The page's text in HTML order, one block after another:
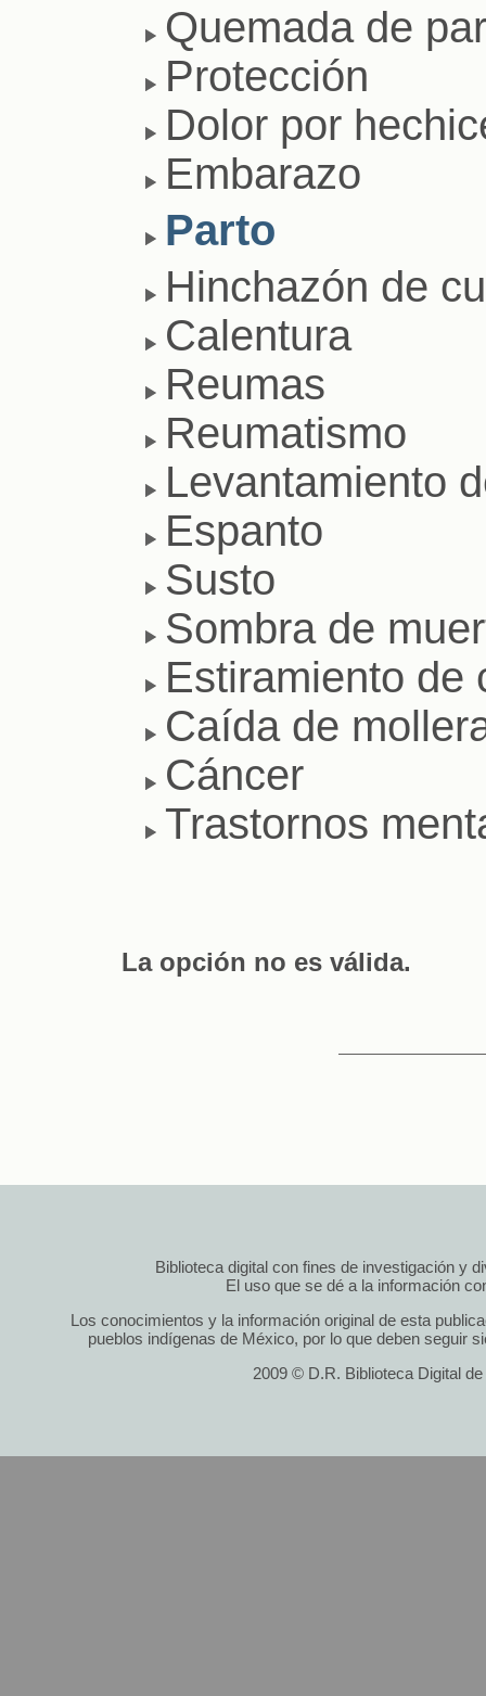
Quemada de
Protección
Dolor por
Embarazo
Parto
Hinchazón de
Calentura
Reumas
Reumatismo
Levantamiento
Espanto
Susto
Sombra de
Estiramiento de
Caída de
Cáncer
Trastornos
La opción no es válida.
Biblioteca digital con fines de investigación y
El uso que se dé a la información
Los conocimientos y la información original de esta
pueblos indígenas de México, por lo que deben seguir
2009 © D.R. Biblioteca Digital